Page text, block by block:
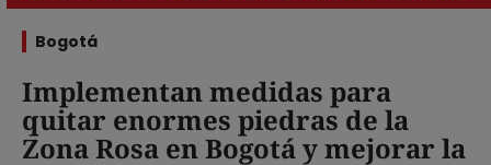
Bogotá
Implementan medidas para
quitar enormes piedras de la
Zona Rosa en Bogotá y mejorar la